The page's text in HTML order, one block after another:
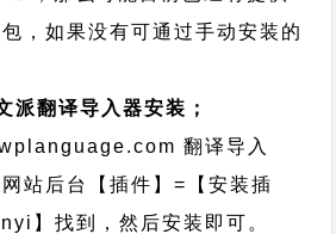
，如果没有可通过手动安装的
派翻译导入器安装；
翻译导入
站后台【插件】=【安装插
】找到，然后安装即可。